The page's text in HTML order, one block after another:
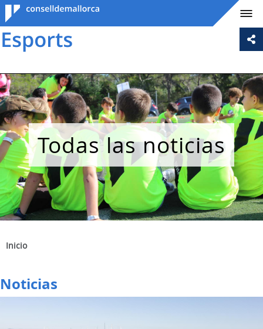
Consell de
Mallorca
Todas las noticias
Inicio
Noticias